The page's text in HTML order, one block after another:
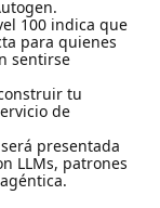
100 indica que
para quienes
sentirse
tu
de
presentada
LLMs, patrones